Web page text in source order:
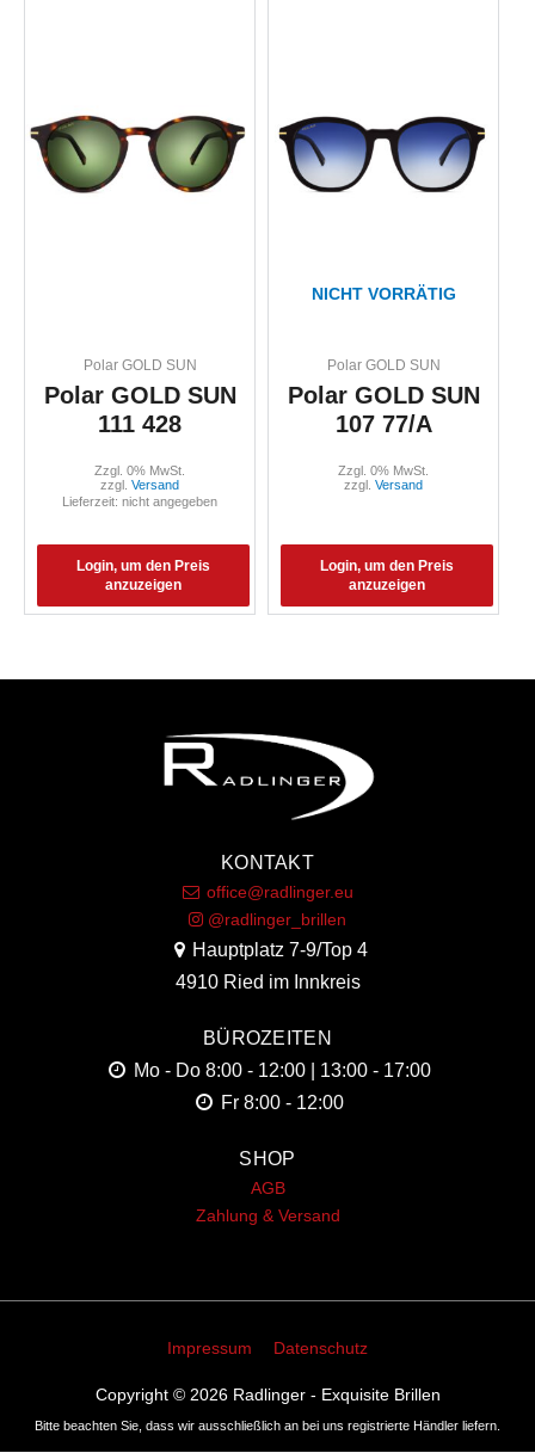
Polar GOLD SUN
Polar GOLD SUN
111 428
Login, um den Preis
anzuzeigen
Zzgl. 0% MwSt.
zzgl. Versand
Lieferzeit: nicht angegeben
NICHT VORRÄTIG
Polar GOLD SUN
Polar GOLD SUN
107 77/A
Login, um den Preis
anzuzeigen
Zzgl. 0% MwSt.
zzgl. Versand
KONTAKT
office@radlinger.eu
@radlinger_brillen
Hauptplatz 7-9/Top 4
4910 Ried im Innkreis
BÜROZEITEN
Mo - Do 8:00 - 12:00 | 13:00 - 17:00
Fr 8:00 - 12:00
SHOP
AGB
Zahlung & Versand
Impressum Datenschutz
Copyright © 2026 Radlinger - Exquisite Brillen
Bitte beachten Sie, dass wir ausschließlich an bei uns registrierte Händler liefern.